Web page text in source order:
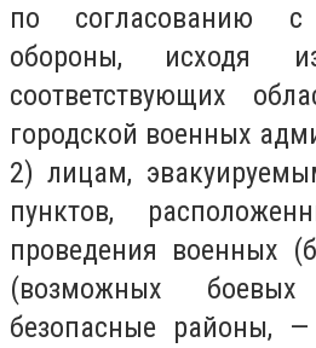
по согласованию с
обороны, исходя
соответствующих
городской военных
2) лицам,
пунктов,
проведения военных
(возможных
безопасные районы,